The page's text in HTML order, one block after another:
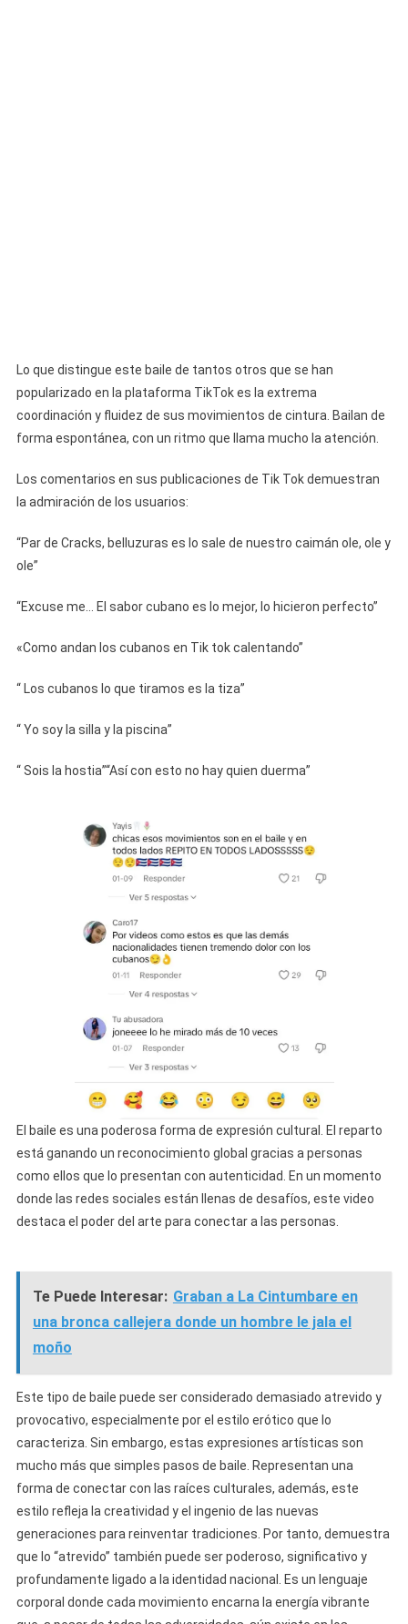
Lo que distingue este baile de tantos otros que se han
popularizado en la plataforma TikTok es la extrema
coordinación y fluidez de sus movimientos de cintura. Bailan de
forma espontánea, con un ritmo que llama mucho la atención.
Los comentarios en sus publicaciones de Tik Tok demuestran
la admiración de los usuarios:
“Par de Cracks, belluzuras es lo sale de nuestro caimán ole, ole y
ole”
“Excuse me… El sabor cubano es lo mejor, lo hicieron perfecto”
«Como andan los cubanos en Tik tok calentando”
“ Los cubanos lo que tiramos es la tiza”
“ Yo soy la silla y la piscina”
“ Sois la hostia”“Así con esto no hay quien duerma”
El baile es una poderosa forma de expresión cultural. El reparto
está ganando un reconocimiento global gracias a personas
como ellos que lo presentan con autenticidad. En un momento
donde las redes sociales están llenas de desafíos, este video
destaca el poder del arte para conectar a las personas.
Te Puede Interesar: Graban a La Cintumbare en
una bronca callejera donde un hombre le jala el
moño
Este tipo de baile puede ser considerado demasiado atrevido y
provocativo, especialmente por el estilo erótico que lo
caracteriza. Sin embargo, estas expresiones artísticas son
mucho más que simples pasos de baile. Representan una
forma de conectar con las raíces culturales, además, este
estilo refleja la creatividad y el ingenio de las nuevas
generaciones para reinventar tradiciones. Por tanto, demuestra
que lo “atrevido” también puede ser poderoso, significativo y
profundamente ligado a la identidad nacional. Es un lenguaje
corporal donde cada movimiento encarna la energía vibrante